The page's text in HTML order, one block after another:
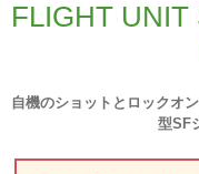
FLIGHT
自機のショットとロックオ
型SF